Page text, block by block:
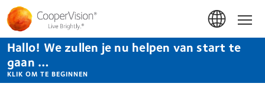
Overslaan
en
naar
de
inhoud
gaan
Hallo! We zullen je nu helpen van start te
gaan …
KLIK OM TE BEGINNEN